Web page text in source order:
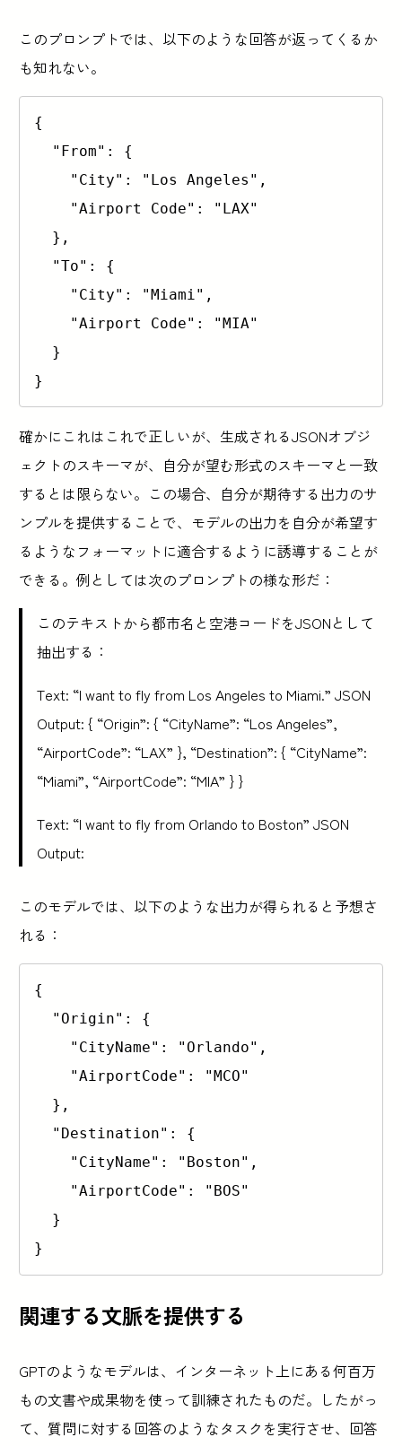
このプロンプトでは、以下のような回答が返ってくるか
も知れない。
{
  "From": {
    "City": "Los Angeles",
    "Airport Code": "LAX"
  },
  "To": {
    "City": "Miami",
    "Airport Code": "MIA"
  }
}
確かにこれはこれで正しいが、生成されるJSONオブジ
ェクトのスキーマが、自分が望む形式のスキーマと一致
するとは限らない。この場合、自分が期待する出力のサ
ンプルを提供することで、モデルの出力を自分が希望す
るようなフォーマットに適合するように誘導することが
できる。例としては次のプロンプトの様な形だ：
このテキストから都市名と空港コードをJSONとして
抽出する：
Text: “I want to fly from Los Angeles to Miami.” JSON
Output: { “Origin”: { “CityName”: “Los Angeles”,
“AirportCode”: “LAX” }, “Destination”: { “CityName”:
“Miami”, “AirportCode”: “MIA” } }
Text: “I want to fly from Orlando to Boston” JSON
Output:
このモデルでは、以下のような出力が得られると予想さ
れる：
{
  "Origin": {
    "CityName": "Orlando",
    "AirportCode": "MCO"
  },
  "Destination": {
    "CityName": "Boston",
    "AirportCode": "BOS"
  }
}
関連する文脈を提供する
GPTのようなモデルは、インターネット上にある何百万
もの文書や成果物を使って訓練されたものだ。したがっ
て、質問に対する回答のようなタスクを実行させ、回答